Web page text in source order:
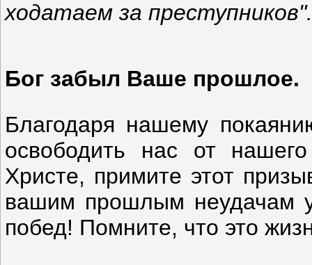
ходатаем за
Бог забыл Ваше прошлое.
Благодаря нашему
освободить нас от
Христе, примите этот
вашим прошлым неудачам
побед! Помните, что это